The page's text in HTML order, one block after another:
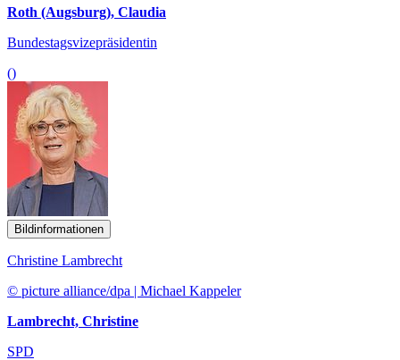
Roth (Augsburg), Claudia
Bundestagsvizepräsidentin
()
Bildinformationen
Christine Lambrecht
© picture alliance/dpa | Michael Kappeler
Lambrecht, Christine
SPD